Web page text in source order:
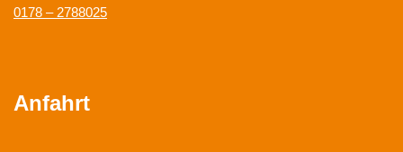
0178 – 2788025
Anfahrt